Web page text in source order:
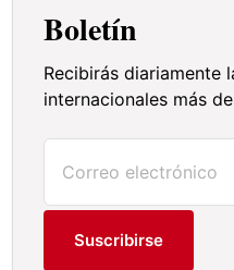
Boletín
Recibirás diariamente
internacionales más
Suscribirse